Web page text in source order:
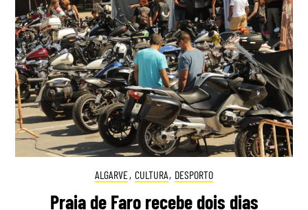
ALGARVE, CULTURA, DESPORTO
Praia de Faro recebe dois dias